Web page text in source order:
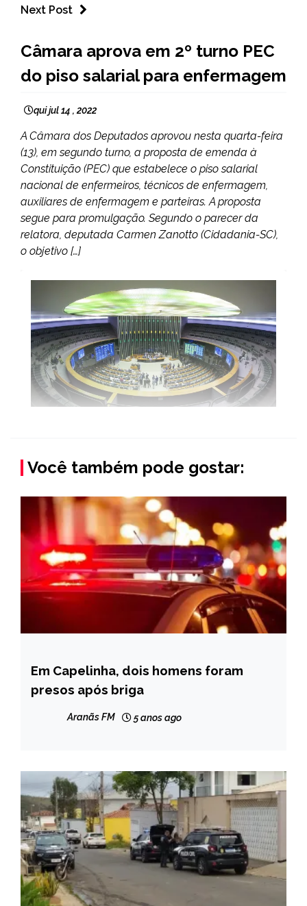
Next Post
CAPELINHA
NOTÍCIAS
Câmara aprova em 2º turno PEC
do piso salarial para enfermagem
qui jul 14 , 2022
A Câmara dos Deputados aprovou nesta quarta-feira
(13), em segundo turno, a proposta de emenda à
Constituição (PEC) que estabelece o piso salarial
nacional de enfermeiros, técnicos de enfermagem,
auxiliares de enfermagem e parteiras. A proposta
segue para promulgação. Segundo o parecer da
relatora, deputada Carmen Zanotto (Cidadania-SC),
o objetivo […]
Você também pode gostar:
CAPELINHA
NOTÍCIAS
Em Capelinha, dois homens foram
presos após briga
Aranãs FM 5 anos ago